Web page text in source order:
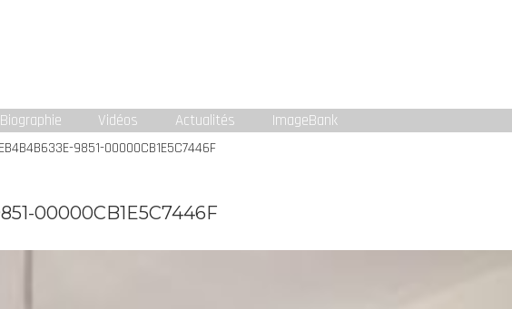
Biographie Vidéos Actualités ImageBank
9851-00000CB1E5C7446F
00000CB1E5C7446F